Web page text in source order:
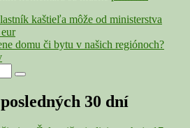
kaštieľa môže od ministerstva
domu či bytu v našich regiónoch?
Search
30 dní